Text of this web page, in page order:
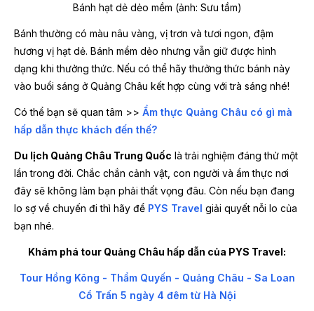
Bánh hạt dẻ dẻo mềm (ảnh: Sưu tầm)
Bánh thường có màu nâu vàng, vị trơn và tươi ngon, đậm
hương vị hạt dẻ. Bánh mềm dẻo nhưng vẫn giữ được hình
dạng khi thưởng thức. Nếu có thể hãy thưởng thức bánh này
vào buổi sáng ở Quảng Châu kết hợp cùng với trà sáng nhé!
Có thể bạn sẽ quan tâm >> Ẩm thực Quảng Châu có gì mà
hấp dẫn thực khách đến thế?
Du lịch Quảng Châu Trung Quốc là trải nghiệm đáng thử một
lần trong đời. Chắc chắn cảnh vật, con người và ẩm thực nơi
đây sẽ không làm bạn phải thất vọng đâu. Còn nếu bạn đang
lo sợ về chuyến đi thì hãy để PYS Travel giải quyết nỗi lo của
bạn nhé.
Khám phá tour Quảng Châu hấp dẫn của PYS Travel:
Tour Hồng Kông - Thẩm Quyến - Quảng Châu - Sa Loan
Cổ Trấn 5 ngày 4 đêm từ Hà Nội